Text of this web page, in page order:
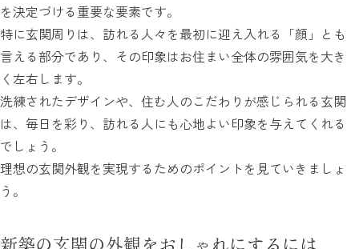
を決定づける重要な要素です。
特に玄関周りは、訪れる人々を最初に迎え入れる「顔」とも
言える部分であり、その印象はお住まい全体の雰囲気を大き
く左右します。
洗練されたデザインや、住む人のこだわりが感じられる玄関
は、毎日を彩り、訪れる人にも心地よい印象を与えてくれる
でしょう。
理想の玄関外観を実現するためのポイントを見ていきましょ
う。
新築の玄関の外観をおしゃれにするには